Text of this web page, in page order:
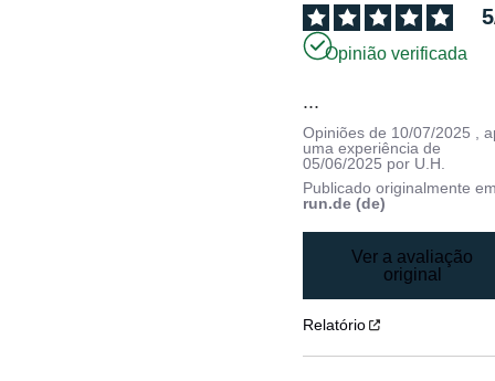
5
Opinião verificada
...
Opiniões de 10/07/2025
,
uma experiência de
05/06/2025 por U.H.
Publicado originalmente
run.de (de)
Ver a avaliação
original
Relatório